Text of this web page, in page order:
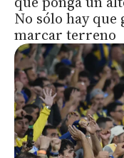
No sólo hay que
marcar terreno